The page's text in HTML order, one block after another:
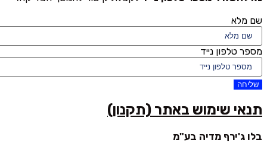
שם מלא
מספר טלפון נייד
שליחה
תנאי שימוש באתר (תקנון)
בלו ג'ירף מדיה בע"מ